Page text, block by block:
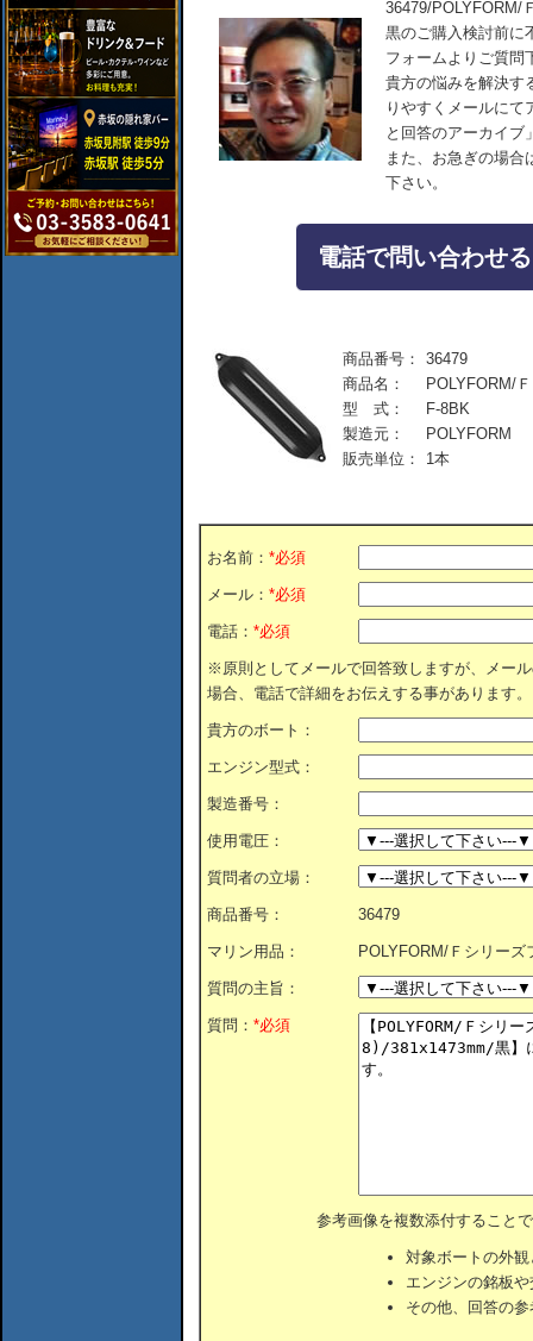
36479/POLYFORM/
黒のご購入検討前に
フォームよりご質問
貴方の悩みを解決す
りやすくメールにて
と回答のアーカイブ
また、お急ぎの場合
下さい。
電話で問い合わせ
商品番号：
36479
商品名：
POLYFORM/
型 式：
F-8BK
製造元：
POLYFORM
販売単位：
1本
お名前： *必須
メール： *必須
電話： *必須
※原則としてメールで回答致しますが、メー
場合、電話で詳細をお伝えする事があります。
貴方のボート：
エンジン型式：
製造番号：
使用電圧：
質問者の立場：
商品番号： 36479
マリン用品： POLYFORM/Ｆシリー
質問の主旨：
質問： *必須
参考画像を複数添付すること
対象ボートの外
エンジンの銘板
その他、回答の